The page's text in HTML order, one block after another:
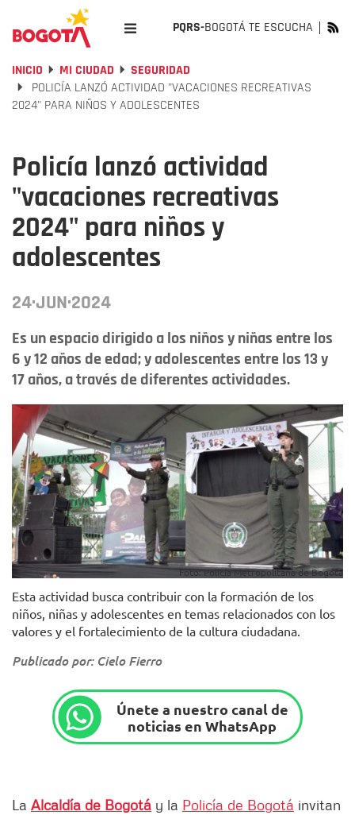
PQRS-BOGOTÁ TE ESCUCHA
INICIO MI CIUDAD
SEGURIDAD
POLICÍA LANZÓ ACTIVIDAD "VACACIONES RECREATIVAS
2024" PARA NIÑOS Y ADOLESCENTES
Policía lanzó actividad
"vacaciones recreativas
2024" para niños y
adolescentes
24·JUN·2024
Es un espacio dirigido a los niños y niñas entre los
6 y 12 años de edad; y adolescentes entre los 13 y
17 años, a través de diferentes actividades.
Foto: Policía Metropolitana de Bogotá
Esta actividad busca contribuir con la formación de los
niños, niñas y adolescentes en temas relacionados con los
valores y el fortalecimiento de la cultura ciudadana.
Publicado por: Cielo Fierro
Únete a nuestro canal de
noticias en WhatsApp
La Alcaldía de Bogotá y la Policía de Bogotá invitan